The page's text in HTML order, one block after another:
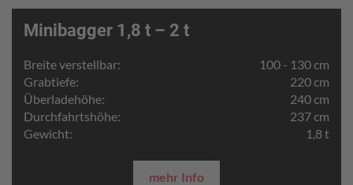
Minibagger 1,8 t – 2 t
Breite verstellbar:
100 - 130 cm
Grabtiefe:
220 cm
Überladehöhe:
240 cm
Durchfahrtshöhe:
237 cm
Gewicht:
1,8 t
mehr Info